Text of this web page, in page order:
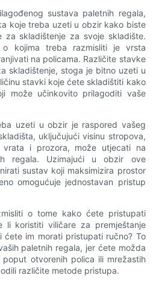
sustava paletnih regala,
koje treba uzeti u obzir kako biste
za skladištenje za svoje skladište.
kojima treba razmisliti je vrsta
na policama. Različite stavke
skladištenje, stoga je bitno uzeti u
stavki koje ćete skladištiti kako
može učinkovito prilagoditi vaše
uzeti u obzir je raspored vašeg
uključujući visinu stropova,
i prozora, može utjecati na
regala. Uzimajući u obzir ove
sustav koji maksimizira prostor
omogućuje jednostavan pristup
o tome kako ćete pristupati
li koristiti viličare za premještanje
ćete im morati pristupati ručno? To
paletnih regala, jer ćete možda
otvorenih polica ili mrežastih
različite metode pristupa.